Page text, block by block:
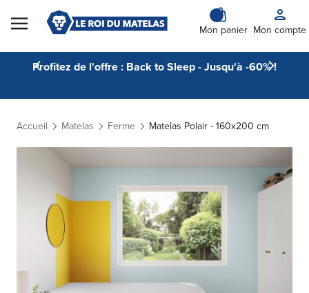
Skip to Content
Mon panier Mon compte
Profitez de l'offre : Back to Sleep - Jusqu'à -60% !
Accueil Matelas Ferme Matelas Polair - 160x200 cm